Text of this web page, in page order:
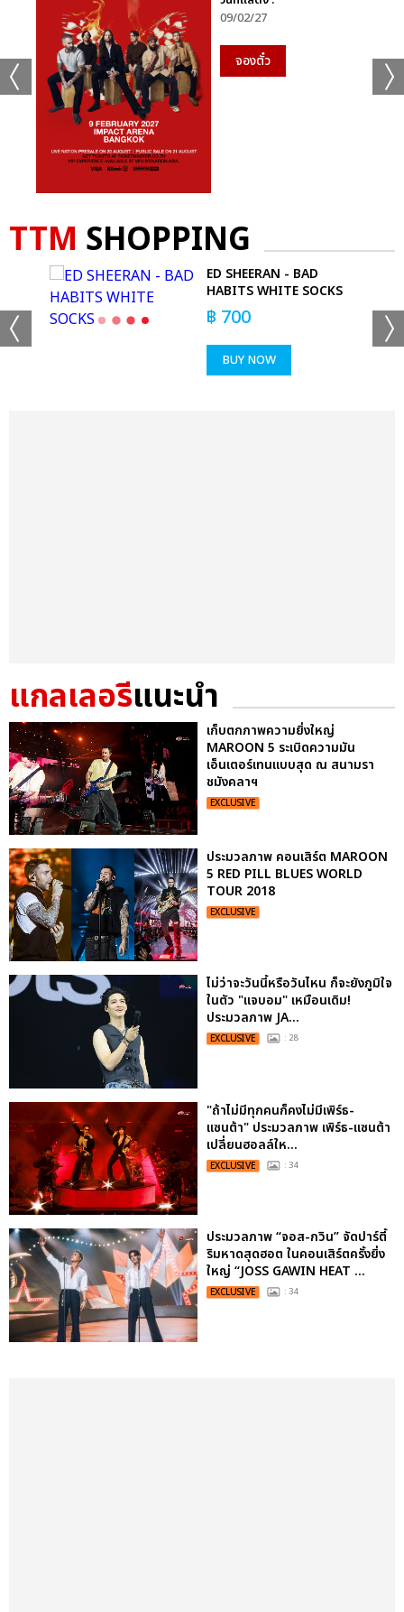
09/02/27
จองตั๋ว
TTM SHOPPING
ED SHEERAN - BAD
HABITS WHITE SOCKS
฿ 700
BUY NOW
แกลเลอรีแนะนำ
เก็บตกภาพความยิ่งใหญ่
MAROON 5 ระเบิดความมัน
เอ็นเตอร์เทนแบบสุด ณ สนามรา
ชมังคลาฯ
EXCLUSIVE
ประมวลภาพ คอนเสิร์ต MAROON
5 RED PILL BLUES WORLD
TOUR 2018
EXCLUSIVE
ไม่ว่าจะวันนี้หรือวันไหน ก็จะยังภูมิใจ
ในตัว "แจบอม" เหมือนเดิม!
ประมวลภาพ JA...
EXCLUSIVE : 28
"ถ้าไม่มีทุกคนก็คงไม่มีเพิร์ธ-
แซนต้า" ประมวลภาพ เพิร์ธ-แซนต้า
เปลี่ยนฮอลล์ให...
EXCLUSIVE : 34
ประมวลภาพ “จอส-กวิน” จัดปาร์ตี้
ริมหาดสุดฮอต ในคอนเสิร์ตครั้งยิ่ง
ใหญ่ “JOSS GAWIN HEAT ...
EXCLUSIVE : 34